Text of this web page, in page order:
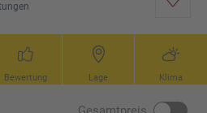
Bewertung Lage Klima